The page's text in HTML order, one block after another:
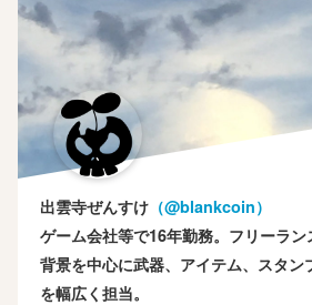
出雲寺ぜんすけ （‎@blankcoin）
ゲーム会社等で16年勤務。フリーラン
背景を中心に武器、アイテム、スタン
を幅広く担当。